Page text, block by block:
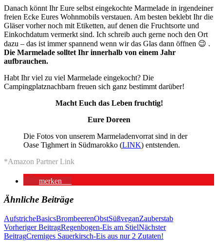
Danach könnt Ihr Eure selbst eingekochte Marmelade in irgendeiner
freien Ecke Eures Wohnmobils verstauen. Am besten beklebt Ihr die
Gläser vorher noch mit Etiketten, auf denen die Fruchtsorte und
Einkochdatum vermerkt sind. Ich schreib auch gerne noch den Ort
dazu – das ist immer spannend wenn wir das Glas dann öffnen 😉 .
Die Marmelade solltet Ihr innerhalb von einem Jahr
aufbrauchen.
Habt Ihr viel zu viel Marmelade eingekocht? Die
Campingplatznachbarn freuen sich ganz bestimmt darüber!
Macht Euch das Leben fruchtig!
Eure Doreen
Die Fotos von unserem Marmeladenvorrat sind in der
Oase Tighmert in Südmarokko (LINK) entstenden.
*Amazon Partner Link
merken
Ähnliche Beiträge
AufstricheBasicsBrombeerenObstSüßveganZauberstab
Beitragsnavigation
Vorheriger BeitragRegenbogen-Eis am StielNächster
BeitragCremiges Sauerkirsch-Eis aus nur 2 Zutaten!